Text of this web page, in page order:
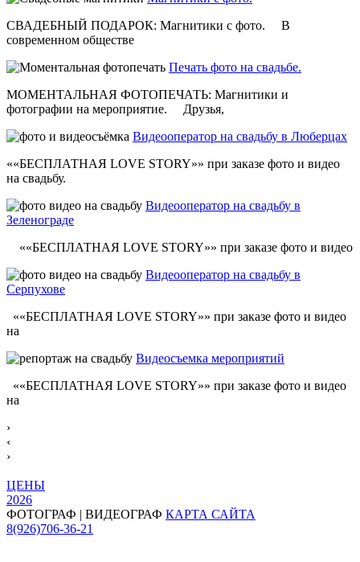
СВАДЕБНЫЙ ПОДАРОК: Магнитики с фото. В
современном обществе
Печать фото на свадьбе.
МОМЕНТАЛЬНАЯ ФОТОПЕЧАТЬ: Магнитики и
фотографии на мероприятие. Друзья,
Видеооператор на свадьбу в Люберцах
««БЕСПЛАТНАЯ LOVE STORY»» при заказе фото и видео
на свадьбу.
Видеооператор на свадьбу в
Зеленограде
««БЕСПЛАТНАЯ LOVE STORY»» при заказе фото и видео
Видеооператор на свадьбу в
Серпухове
««БЕСПЛАТНАЯ LOVE STORY»» при заказе фото и видео
на
Видеосъемка мероприятий
««БЕСПЛАТНАЯ LOVE STORY»» при заказе фото и видео
на
›
‹
›
ЦЕНЫ
2026
ФОТОГРАФ | ВИДЕОГРАФ КАРТА САЙТА
8(926)706-36-21